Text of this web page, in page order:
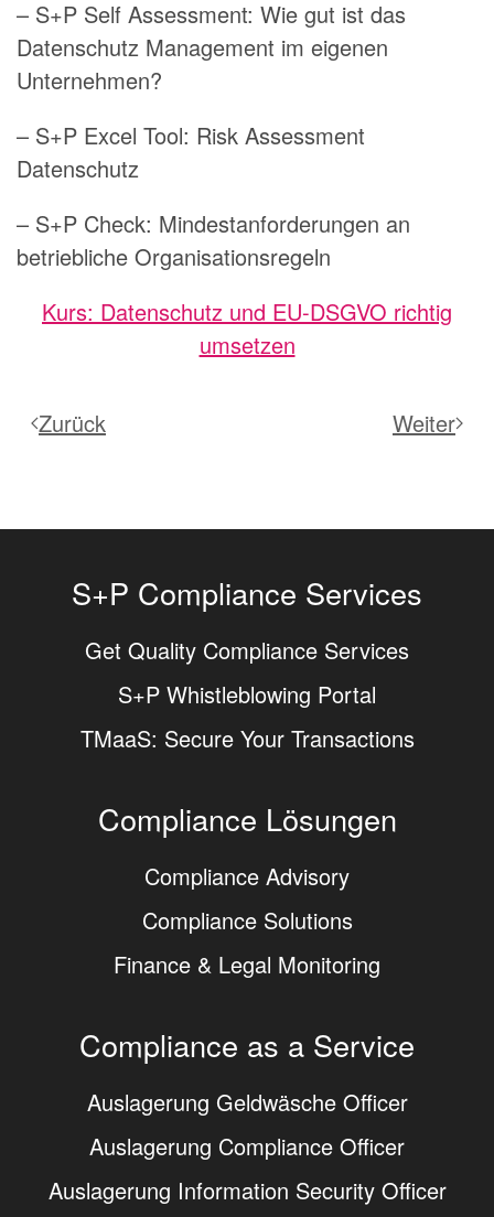
– S+P Self Assessment: Wie gut ist das
Datenschutz Management im eigenen
Unternehmen?
– S+P Excel Tool: Risk Assessment
Datenschutz
– S+P Check: Mindestanforderungen an
betriebliche Organisationsregeln
Kurs: Datenschutz und EU-DSGVO richtig
umsetzen
Zurück Weiter
S+P Compliance Services
Get Quality Compliance Services
S+P Whistleblowing Portal
TMaaS: Secure Your Transactions
Compliance Lösungen
Compliance Advisory
Compliance Solutions
Finance & Legal Monitoring
Compliance as a Service
Auslagerung Geldwäsche Officer
Auslagerung Compliance Officer
Auslagerung Information Security Officer